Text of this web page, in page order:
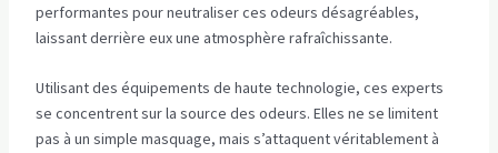
performantes pour neutraliser ces odeurs désagréables,
laissant derrière eux une atmosphère rafraîchissante.
Utilisant des équipements de haute technologie, ces experts
se concentrent sur la source des odeurs. Elles ne se limitent
pas à un simple masquage, mais s’attaquent véritablement à